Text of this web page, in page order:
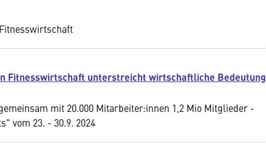
Fitnesswirtschaft unterstreicht wirtschaftliche Bedeutung
mit 20.000 Mitarbeiter:innen 1,2 Mio Mitglieder -
vom 23. - 30.9. 2024